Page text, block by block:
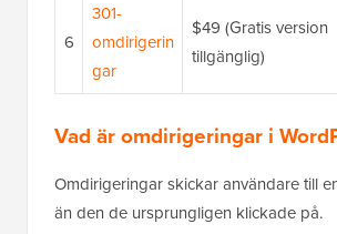
6
301-
omdirigerin
gar
$49 (Gratis version
tillgänglig)
Vad är omdirigeringar i
Omdirigeringar skickar användare till
än den de ursprungligen klickade på.